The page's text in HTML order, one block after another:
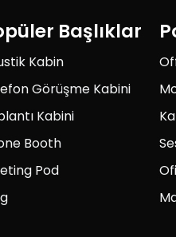
Başlıklar
Kabin
Görüşme Kabini
Kabini
Booth
Pod